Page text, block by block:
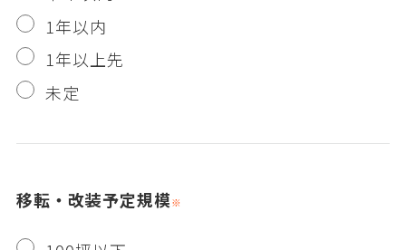
1年以内
1年以上先
未定
移転・改装予定規模